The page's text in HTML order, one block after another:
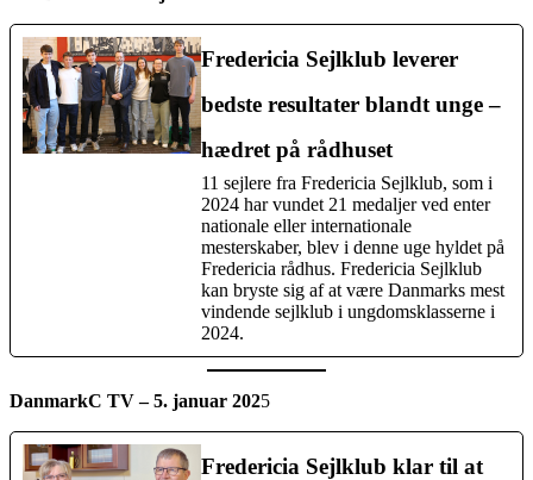
Fredericia Sejlklub leverer
bedste resultater blandt unge –
hædret på rådhuset
11 sejlere fra Fredericia Sejlklub, som i
2024 har vundet 21 medaljer ved enter
nationale eller internationale
mesterskaber, blev i denne uge hyldet på
Fredericia rådhus. Fredericia Sejlklub
kan bryste sig af at være Danmarks mest
vindende sejlklub i ungdomsklasserne i
2024.
DanmarkC TV – 5. januar 2025
Fredericia Sejlklub klar til at